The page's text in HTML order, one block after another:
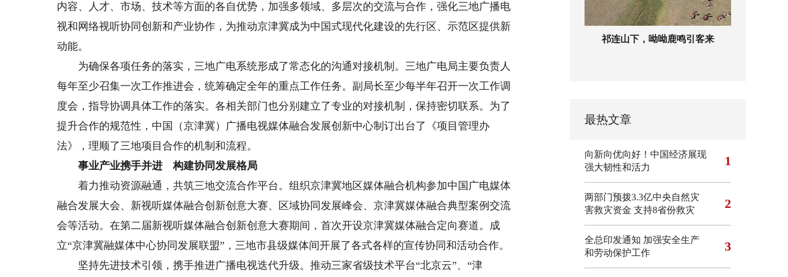
内容、人才、市场、技术等方面的各自优势，加强多领域、多层次的交流与合作，强化三地广播电
视和网络视听协同创新和产业协作，为推动京津冀成为中国式现代化建设的先行区、示范区提供新
动能。
为确保各项任务的落实，三地广电系统形成了常态化的沟通对接机制。三地广电局主要负责人
每年至少召集一次工作推进会，统筹确定全年的重点工作任务。副局长至少每半年召开一次工作调
度会，指导协调具体工作的落实。各相关部门也分别建立了专业的对接机制，保持密切联系。为了
提升合作的规范性，中国（京津冀）广播电视媒体融合发展创新中心制订出台了《项目管理办
法》，理顺了三地项目合作的机制和流程。
事业产业携手并进 构建协同发展格局
着力推动资源融通，共筑三地交流合作平台。组织京津冀地区媒体融合机构参加中国广电媒体
融合发展大会、新视听媒体融合创新创意大赛、区域协同发展峰会、京津冀媒体融合典型案例交流
会等活动。在第二届新视听媒体融合创新创意大赛期间，首次开设京津冀媒体融合定向赛道。成
立“京津冀融媒体中心协同发展联盟”，三地市县级媒体间开展了各式各样的宣传协同和活动合作。
坚持先进技术引领，携手推进广播电视迭代升级。推动三家省级技术平台“北京云”、“津
祁连山下，呦呦鹿鸣引客来
最热文章
向新向优向好！中国经济展现
强大韧性和活力
1
两部门预拨3.3亿中央自然灾
害救灾资金 支持8省份救灾
2
全总印发通知 加强安全生产
和劳动保护工作
3